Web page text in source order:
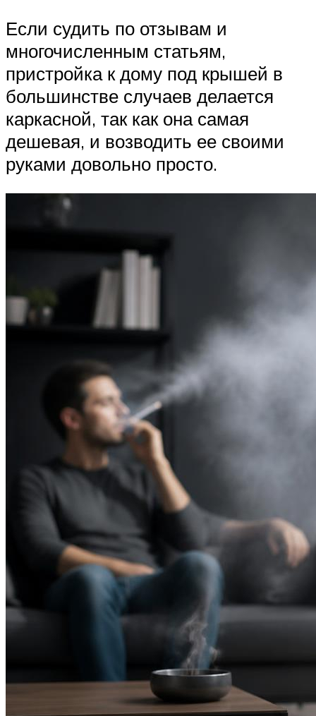
Если судить по отзывам и
многочисленным статьям,
пристройка к дому под крышей в
большинстве случаев делается
каркасной, так как она самая
дешевая, и возводить ее своими
руками довольно просто.